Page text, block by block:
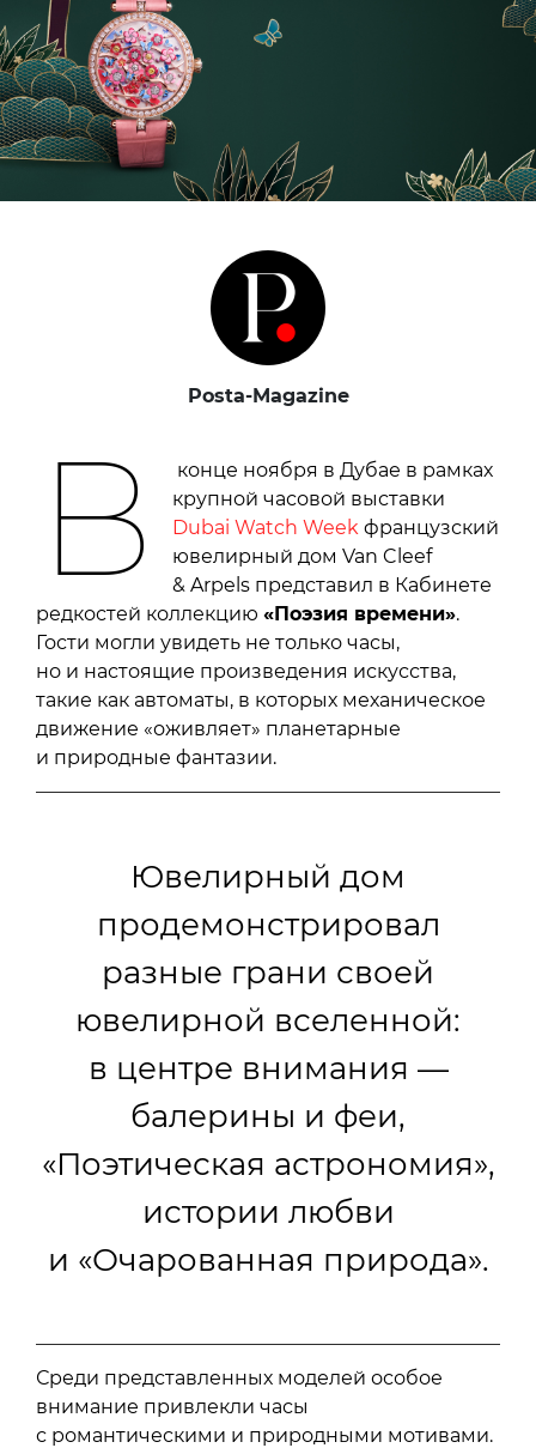
Posta-Magazine
В
конце ноября в Дубае в рамках
крупной часовой выставки
Dubai Watch Week французский
ювелирный дом Van Cleef
& Arpels представил в Кабинете
редкостей коллекцию «Поэзия времени».
Гости могли увидеть не только часы,
но и настоящие произведения искусства,
такие как автоматы, в которых механическое
движение «оживляет» планетарные
и природные фантазии.
Ювелирный дом
продемонстрировал
разные грани своей
ювелирной вселенной:
в центре внимания —
балерины и феи,
«Поэтическая астрономия»,
истории любви
и «Очарованная природа».
Среди представленных моделей особое
внимание привлекли часы
с романтическими и природными мотивами.